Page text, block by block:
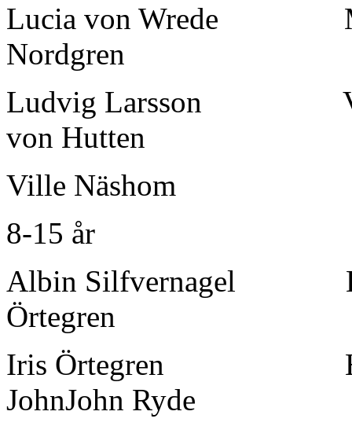
Lucia von
Nordgren
Ludvig Larsson
von Hutten
Ville Näshom
8-15 år
Albin Silfvernagel
Örtegren
Iris Örtegren
JohnJohn Ryde